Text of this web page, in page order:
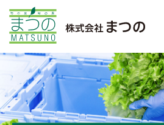
ホーム
事業紹介
会社紹介